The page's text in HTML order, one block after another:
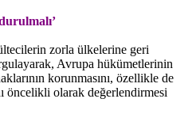
zorla ülkelerine geri
Avrupa hükümetlerinin
korunmasını, özellikle de
öncelikli olarak değerlendirmesi